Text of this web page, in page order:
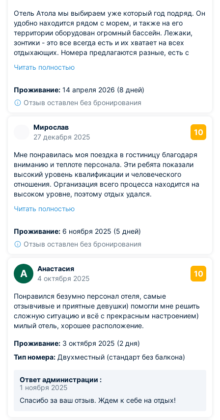
Отель Атола мы выбираем уже который год подряд. Он
удобно находится рядом с морем, и также на его
территории оборудован огромный бассейн. Лежаки,
зонтики - это все всегда есть и их хватает на всех
отдыхающих. Номера предлагаются разные, есть с
Ресторан свой работает шикарный с хорошей верандой.
достойное место и менять отель для отпуска совсем не
хочется.
Читать полностью
Проживание: 14 апреля 2026 (8 дней)
Отзыв оставлен без бронирования
Мирослав
27 декабря 2025
10
Мне понравилась моя поездка в гостиницу благодаря
вниманию и теплоте персонала. Эти ребята показали
высокий уровень квалификации и человеческого
отношения. Организация всего процесса находится на
высоком уровне, поэтому отдых удался.
мебели и чистотой комнат. Мой личный приоритет —
Это идеальное место для тех, кому важен уют и доброе
расположение духа.
Читать полностью
Проживание: 6 ноября 2025 (5 дней)
Отзыв оставлен без бронирования
А
Анастасия
4 октября 2025
10
Понравился безумно персонал отеля, самые
отзывчивые и приятные девушки) помогли мне решить
сложную ситуацию и всё с прекрасным настроением)
милый отель, хорошее расположение.
Проживание: 3 октября 2025 (2 дня)
Тип номера: Двухместный (стандарт без балкона)
Ответ администрации :
1 ноября 2025
Спасибо за ваш отзыв. Ждем к себе на отдых!